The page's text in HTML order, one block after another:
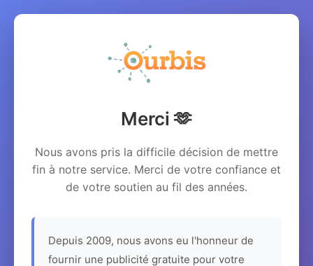
Merci 🫶
Nous avons pris la difficile décision de mettre
fin à notre service. Merci de votre confiance et
de votre soutien au fil des années.
Depuis 2009, nous avons eu l'honneur de
fournir une publicité gratuite pour votre